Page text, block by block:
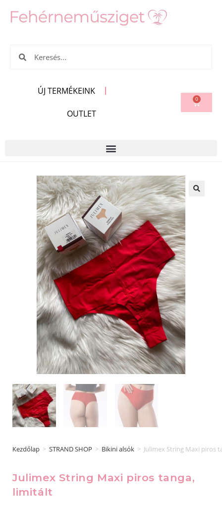
ÚJ TERMÉKEINK
OUTLET
0
Kezdőlap > STRAND SHOP > Bikini alsók > Julimex String Maxi piros
Julimex String Maxi piros tanga,
limitált